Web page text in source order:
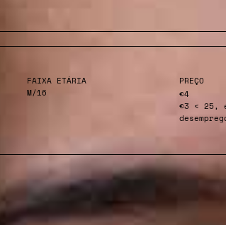
FAIXA ETÁRIA
M/16
PREÇO
€4
€3 < 25,